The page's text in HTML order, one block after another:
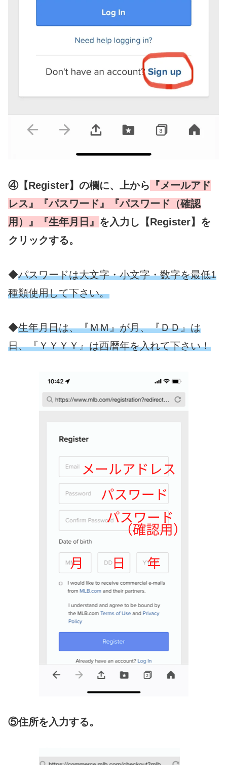
④【Register】 の欄に、上から 『メールアド
レス』『パスワード』『パスワード（確認
用）』『生年月日』 を入力し 【Register】を
クリックする。
◆パスワードは大文字・小文字・数字を最低1
種類使用して下さい。
◆生年月日は、『ＭＭ』が月、『ＤＤ』は
日、『ＹＹＹＹ』は西暦年を入れて下さい！
⑤住所を入力する。